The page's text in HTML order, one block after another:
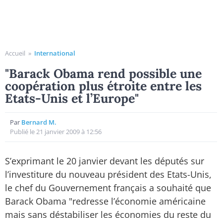
Accueil » International
"Barack Obama rend possible une
coopération plus étroite entre les
Etats-Unis et l’Europe"
Par Bernard M.
Publié le 21 janvier 2009 à 12:56
S’exprimant le 20 janvier devant les députés sur
l’investiture du nouveau président des Etats-Unis,
le chef du Gouvernement français a souhaité que
Barack Obama "redresse l’économie américaine
mais sans déstabiliser les économies du reste du